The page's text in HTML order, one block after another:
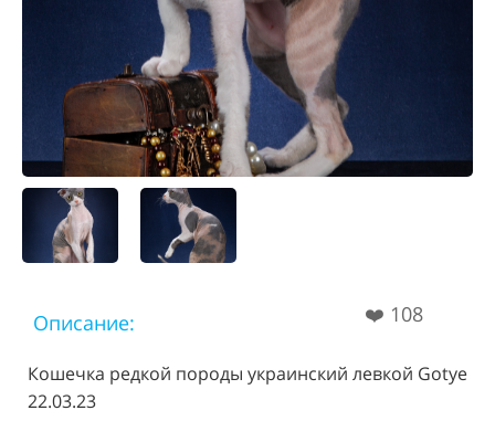
Описание: ❤️ 108
Кошечка редкой породы украинский левкой Gotye
22.03.23